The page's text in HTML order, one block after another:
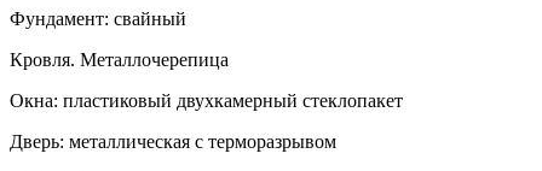
Фундамент: свайный
Кровля. Металлочерепица
Окна: пластиковый двухкамерный стеклопакет
Дверь: металлическая с терморазрывом